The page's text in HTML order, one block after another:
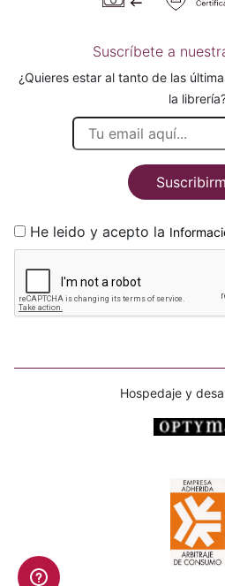
Suscríbete a
¿Quieres estar al tanto de las
la
He leido y acepto la
Hospedaje y